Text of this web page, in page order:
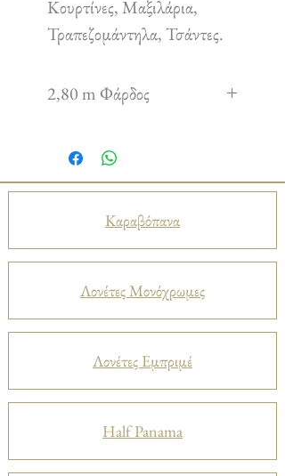
Κουρτίνες, Μαξιλάρια,
Τραπεζομάντηλα, Τσάντες.
2,80 m Φάρδος
Καραβόπανα
Λονέτες Μονόχρωμες
Λονέτες Εμπριμέ
Half Panama